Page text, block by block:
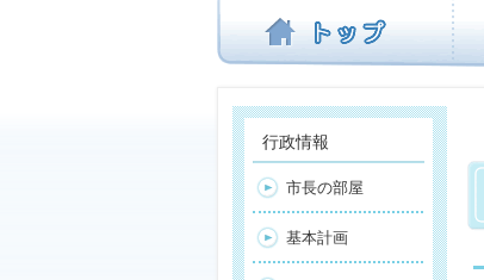
を
ば
す
行政情報
市長の部屋
基本計画